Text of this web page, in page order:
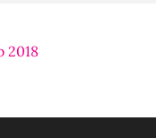
2018